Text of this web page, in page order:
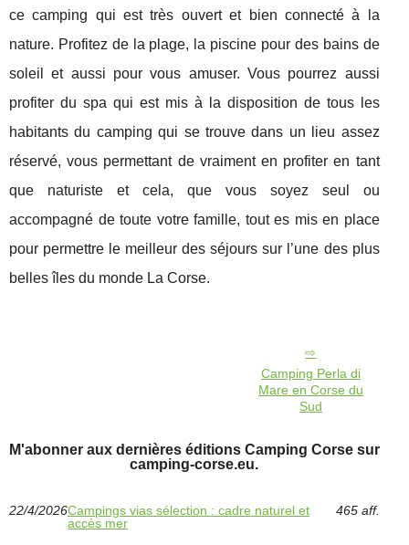
ce camping qui est très ouvert et bien connecté à la
nature. Profitez de la plage, la piscine pour des bains de
soleil et aussi pour vous amuser. Vous pourrez aussi
profiter du spa qui est mis à la disposition de tous les
habitants du camping qui se trouve dans un lieu assez
réservé, vous permettant de vraiment en profiter en tant
que naturiste et cela, que vous soyez seul ou
accompagné de toute votre famille, tout es mis en place
pour permettre le meilleur des séjours sur l’une des plus
belles îles du monde La Corse.
Camping Perla di
Mare en Corse du
Sud
M'abonner aux dernières éditions Camping Corse sur
camping-corse.eu.
22/4/2026Campings vias sélection : cadre naturel et
accès mer
465 aff.